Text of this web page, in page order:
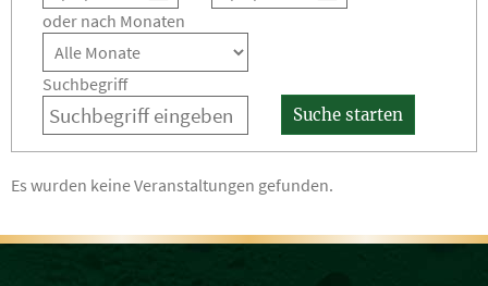
oder nach Monaten
Suchbegriff
Suche starten
Es wurden keine Veranstaltungen gefunden.